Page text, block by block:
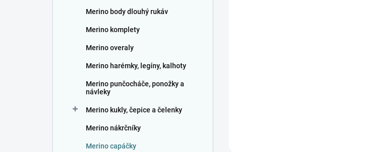
Merino body dlouhý rukáv
Merino komplety
Merino overaly
Merino harémky, legíny, kalhoty
Merino punčocháče, ponožky a
návleky
Merino kukly, čepice a čelenky
Merino nákrčníky
Merino capáčky